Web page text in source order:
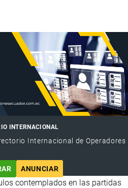
INTERNACIONAL
Internacional de Operadores
ANUNCIAR
contemplados en las partidas